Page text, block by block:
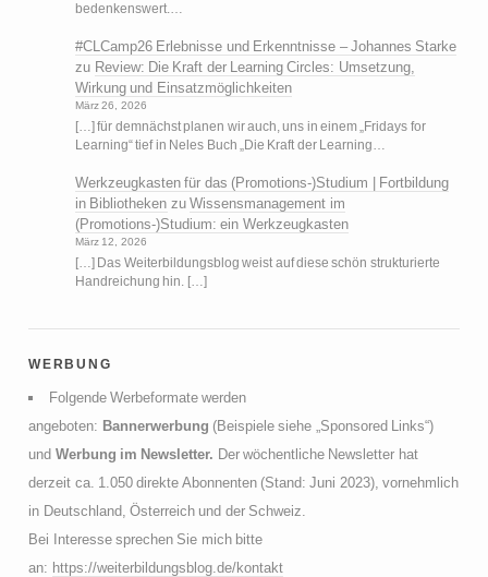
bedenkenswert.…
#CLCamp26 Erlebnisse und Erkenntnisse – Johannes Starke
zu Review: Die Kraft der Learning Circles: Umsetzung,
Wirkung und Einsatzmöglichkeiten
März 26, 2026
[…] für demnächst planen wir auch, uns in einem „Fridays for
Learning“ tief in Neles Buch „Die Kraft der Learning…
Werkzeugkasten für das (Promotions-)Studium | Fortbildung
in Bibliotheken zuWissensmanagement im
(Promotions-)Studium: ein Werkzeugkasten
März 12, 2026
[…] Das Weiterbildungsblog weist auf diese schön strukturierte
Handreichung hin. […]
werbung
Folgende Werbeformate werden
angeboten: Bannerwerbung (Beispiele siehe „Sponsored Links“)
und Werbung im Newsletter. Der wöchentliche Newsletter hat
derzeit ca. 1.050 direkte Abonnenten (Stand: Juni 2023), vornehmlich
in Deutschland, Österreich und der Schweiz.
Bei Interesse sprechen Sie mich bitte
an: https://weiterbildungsblog.de/kontakt